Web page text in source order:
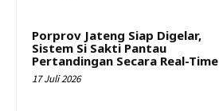
Porprov Jateng Siap Digelar,
Sistem Si Sakti Pantau
Pertandingan Secara Real-Time
17 Juli 2026